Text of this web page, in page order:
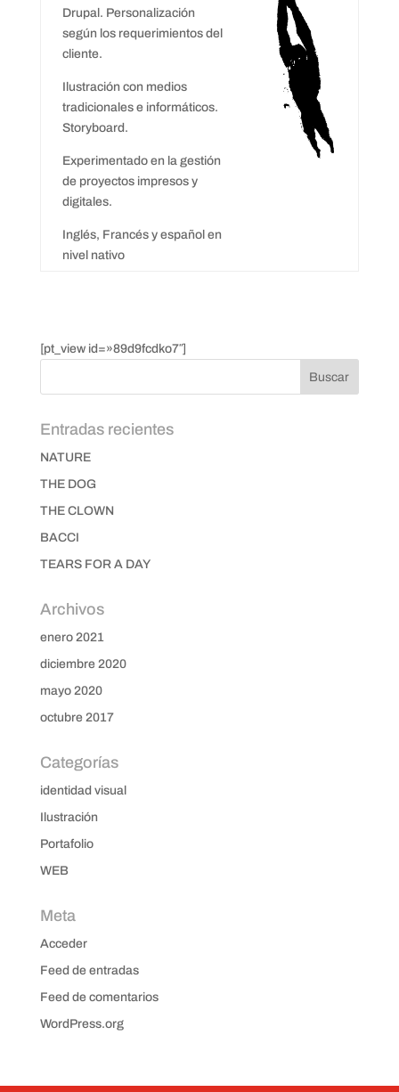
Drupal. Personalización
según los requerimientos del
cliente.
Ilustración con medios
tradicionales e informáticos.
Storyboard.
Experimentado en la gestión
de proyectos impresos y
digitales.
Inglés, Francés y español en
nivel nativo
[pt_view id=»89d9fcdko7″]
Entradas recientes
NATURE
THE DOG
THE CLOWN
BACCI
TEARS FOR A DAY
Archivos
enero 2021
diciembre 2020
mayo 2020
octubre 2017
Categorías
identidad visual
Ilustración
Portafolio
WEB
Meta
Acceder
Feed de entradas
Feed de comentarios
WordPress.org